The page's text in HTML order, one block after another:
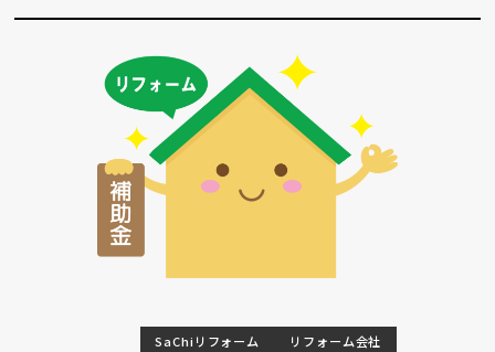
SaChiリフォーム
リフォーム会社